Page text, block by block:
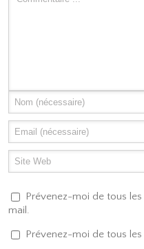
Prévenez-moi de tous
mail.
Prévenez-moi de tous